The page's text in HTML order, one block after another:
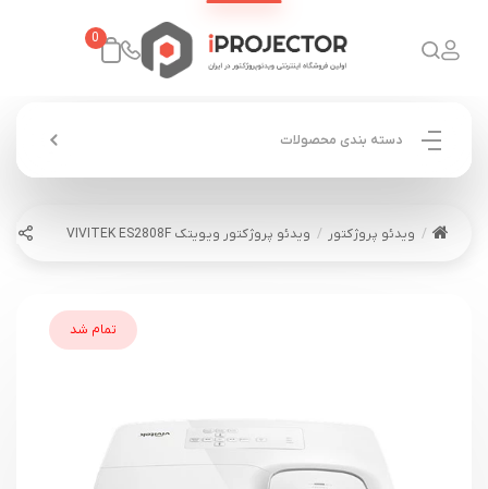
0
دسته بندی محصولات
ویدئو پروژکتور ویدئو پروژکتور ویویتک VIVITEK ES2808F
تمام شد